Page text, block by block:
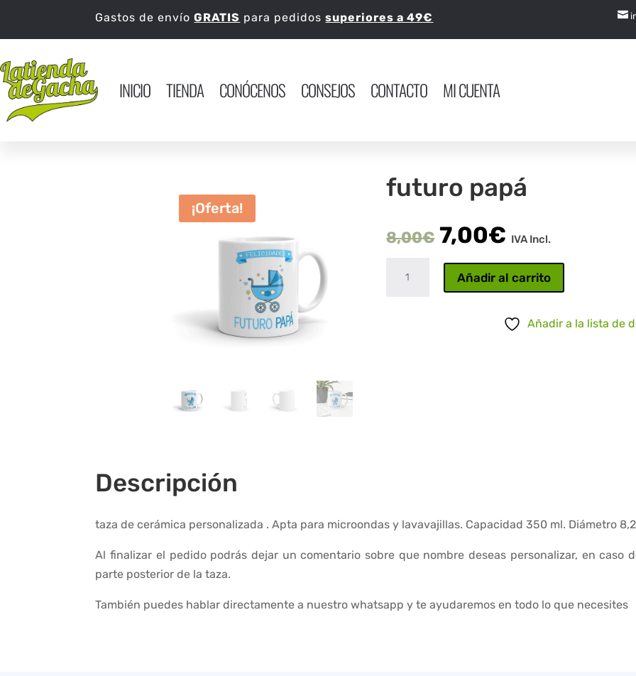
Gastos de envíoGRATIS para pedidossuperiores a 49€ 
INICIO TIENDA CONÓCENOS CONSEJOS CONTACTO MI CUENTA
¡Oferta!
futuro papá
8,00€ 7,00€ IVA Incl.
Añadir al carrito
Añadir a la lista de
Descripción
taza de cerámica personalizada . Apta para microondas y lavavajillas. Capacidad 350 ml. Diámetro
Al finalizar el pedido podrás dejar un comentario sobre que nombre deseas personalizar, en caso
parte posterior de la taza.
También puedes hablar directamente a nuestro whatsapp y te ayudaremos en todo lo que necesites